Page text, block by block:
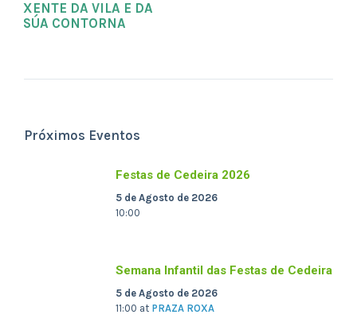
XENTE DA VILA E DA
SÚA CONTORNA
Próximos Eventos
Festas de Cedeira 2026
5 de Agosto de 2026
10:00
Semana Infantil das Festas de Cedeira
5 de Agosto de 2026
11:00 at PRAZA ROXA